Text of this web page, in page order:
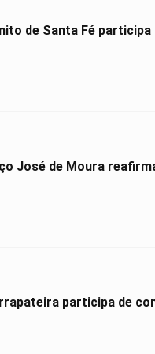
de Santa Fé
José de Moura
participa de